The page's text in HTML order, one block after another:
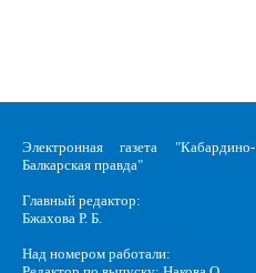
Электронная газета "Кабардино-
Балкарская правда"
Главный редактор:
Бжахова Р. Б.
Над номером работали: